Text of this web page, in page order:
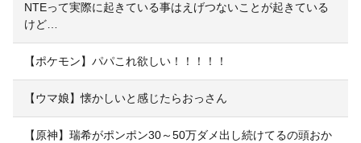
NTEって実際に起きている事はえげつないことが起きている
けど…
【ポケモン】パパこれ欲しい！！！！！
【ウマ娘】懐かしいと感じたらおっさん
【原神】瑞希がポンポン30～50万ダメ出し続けてるの頭おか